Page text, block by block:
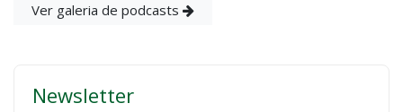
Ver galeria de podcasts
Newsletter